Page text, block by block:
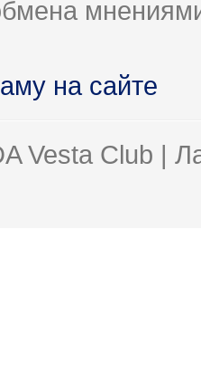
на сайте
Vesta Club |